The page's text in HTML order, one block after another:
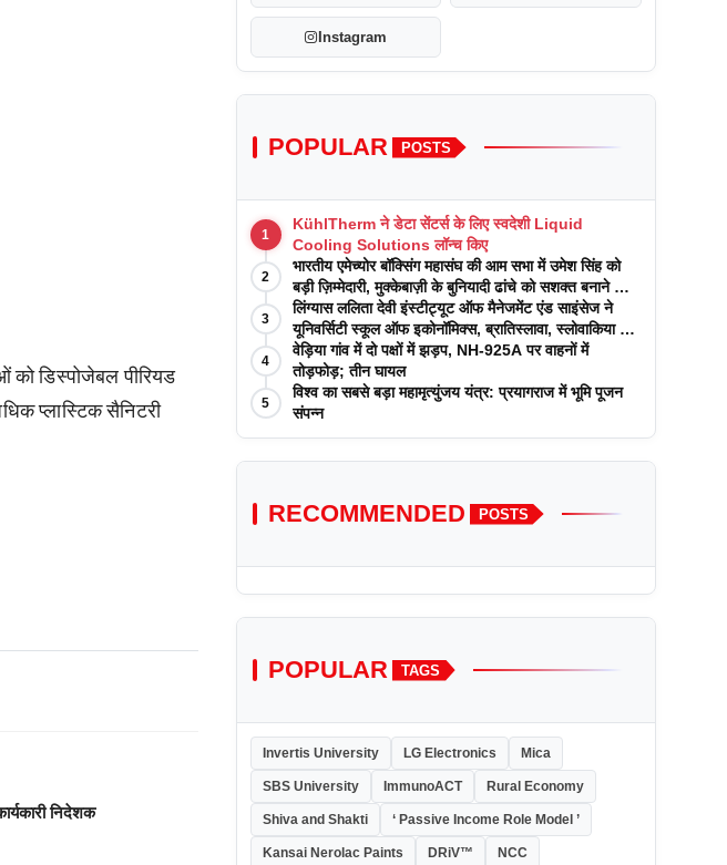
डिस्पोजेबल पीरियड
प्लास्टिक सैनिटरी
निदेशक
Instagram
POPULAR POSTS
1
KühlTherm ने डेटा सेंटर्स के लिए स्वदेशी Liquid
Cooling Solutions लॉन्च किए
2
भारतीय एमेच्योर बॉक्सिंग महासंघ की आम सभा में उमेश सिंह को
बड़ी ज़िम्मेदारी, मुक्केबाज़ी के बुनियादी ढांचे को सशक्त बनाने का
वादा
3
लिंग्यास ललिता देवी इंस्टीट्यूट ऑफ मैनेजमेंट एंड साइंसेज ने
यूनिवर्सिटी स्कूल ऑफ इकोनॉमिक्स, ब्रातिस्लावा, स्लोवाकिया के
साथ अकादमिक पत्रिकाओं में प्रकाशन रणनीतियों पर एक
दिवसीय कार्यशाला का आयोजन किया
4
वेड़िया गांव में दो पक्षों में झड़प, NH-925A पर वाहनों में
तोड़फोड़; तीन घायल
5
विश्व का सबसे बड़ा महामृत्युंजय यंत्र: प्रयागराज में भूमि पूजन
संपन्न
RECOMMENDED POSTS
POPULAR TAGS
Invertis University LG Electronics Mica
SBS University ImmunoACT Rural Economy
Shiva and Shakti ‘ Passive Income Role Model ’
Kansai Nerolac Paints DRiV™ NCC